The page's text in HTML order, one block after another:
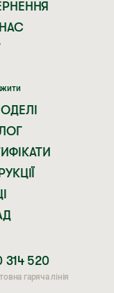
314 520
гаряча лінія